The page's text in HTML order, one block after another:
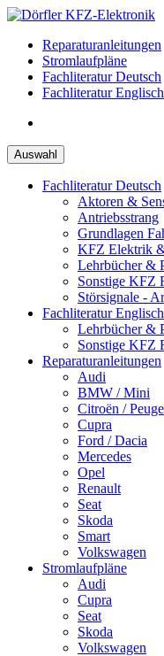
Zum
springenReparaturanleitungen
Stromlaufpläne
Fachliteratur Deutsch
Fachliteratur Englisch
Auswahl
Fachliteratur Deutsch
Aktoren &
Antriebsstrang
Grundlagen
KFZ Elektrik
Lehrbücher &
Sonstige KFZ
Störsignale -
Fachliteratur Englisch
Lehrbücher &
Sonstige KFZ
Reparaturanleitungen
Audi
BMW / Mini
Citroën /
Cupra
Ford / Dacia
Mercedes
Opel
Renault
Seat
Skoda
Smart
Volkswagen
Stromlaufpläne
Audi
Cupra
Seat
Skoda
Volkswagen